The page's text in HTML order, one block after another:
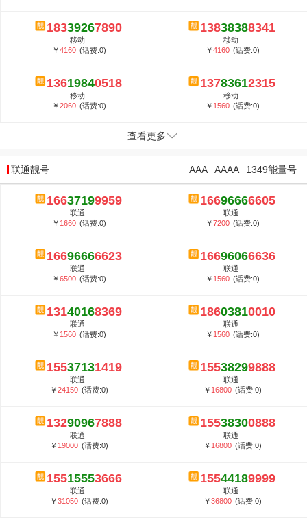
18339267890
移动
￥4160 (话费:0)
13838388341
移动
￥4160 (话费:0)
13619840518
移动
￥2060 (话费:0)
13783612315
移动
￥ 1560 (话费:0)
查看更多
联通靓号 1349能量号
AAAA
AAA
16637199959
联通
￥ 1660 (话费:0)
16696666605
联通
￥7200 (话费:0)
16696666623
联通
￥6500 (话费:0)
16696066636
联通
￥ 1560 (话费:0)
13140168369
联通
￥ 1560 (话费:0)
18603810010
联通
￥ 1560 (话费:0)
15537131419
联通
￥24150 (话费:0)
15538299888
联通
￥ 16800 (话费:0)
13290967888
联通
￥ 19000 (话费:0)
15538300888
联通
￥ 16800 (话费:0)
15515553666
联通
￥31050 (话费:0)
15544189999
联通
￥36800 (话费:0)